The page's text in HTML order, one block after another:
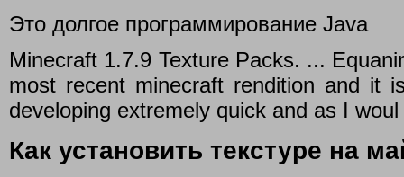
Это долгое программирование Java
Minecraft 1.7.9 Texture Packs. ...
most recent minecraft rendition and it
developing extremely quick and as I
Как установить текстуре на